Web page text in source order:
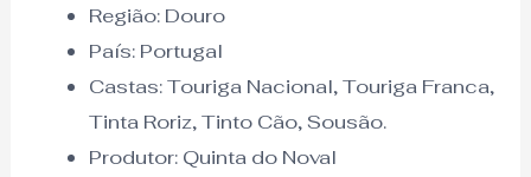
Região: Douro
País: Portugal
Castas: Touriga Nacional, Touriga Franca,
Tinta Roriz, Tinto Cão, Sousão.
Produtor: Quinta do Noval